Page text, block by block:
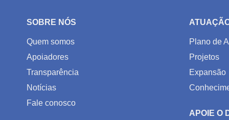
SOBRE NÓS
Quem somos
Apoiadores
Transparência
Notícias
Fale conosco
Plano de
Projetos
Expansão
APOIE O